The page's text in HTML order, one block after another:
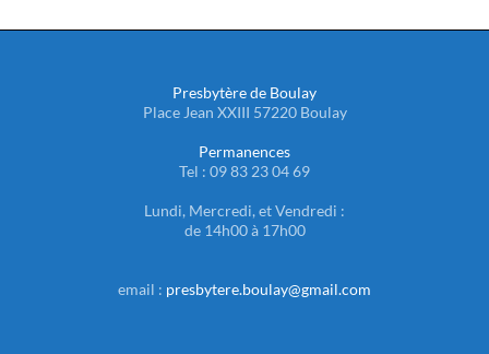
Presbytère de Boulay
Place Jean XXIII 57220 Boulay
Permanences
Tel : 09 83 23 04 69
Lundi, Mercredi, et Vendredi :
de 14h00 à 17h00
email : presbytere.boulay@gmail.com